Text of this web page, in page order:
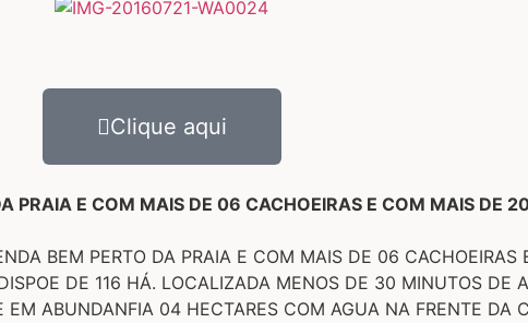
Clique aqui
PRAIA E COM MAIS DE 06 CACHOEIRAS E COM MAIS DE
BEM PERTO DA PRAIA E COM MAIS DE 06 CACHOEIRAS
DE 116 HÁ. LOCALIZADA MENOS DE 30 MINUTOS DE
ABUNDANFIA 04 HECTARES COM AGUA NA FRENTE DA